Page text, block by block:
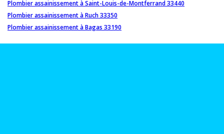
Plombier assainissement à Saint-Louis-de-Montferrand 33440
Plombier assainissement à Ruch 33350
Plombier assainissement à Bagas 33190